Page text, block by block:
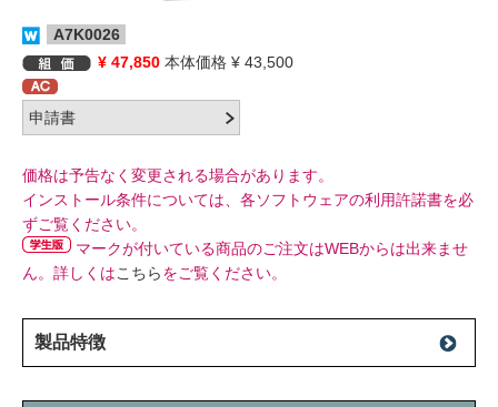
A7K0026
¥ 47,850 本体価格 ¥ 43,500
価格は予告なく変更される場合があります。
インストール条件については、各ソフトウェアの利用許諾書を必
ずご覧ください。
マークが付いている商品のご注文はWEBからは出来ませ
ん。詳しくはこちらをご覧ください。
製品特徴